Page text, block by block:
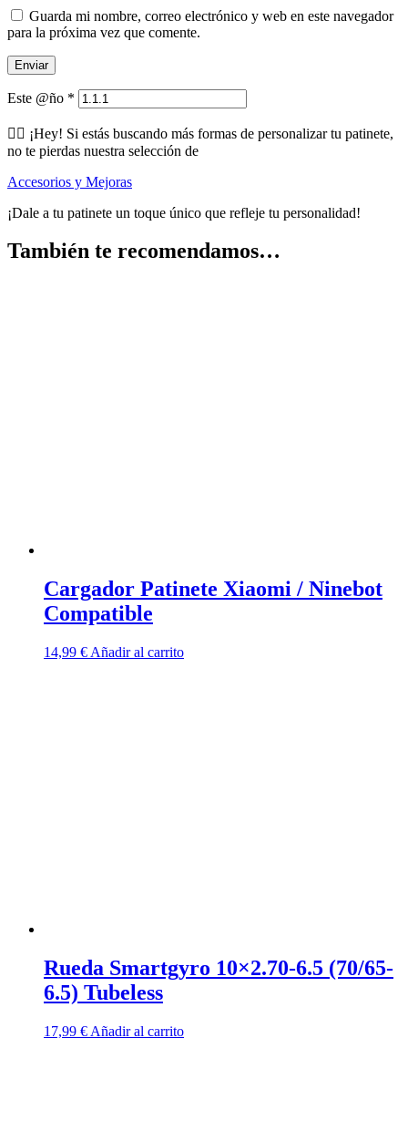
Guarda mi nombre, correo electrónico y web en este navegador
para la próxima vez que comente.
Este @ño *
🕵️‍♂️ ¡Hey! Si estás buscando más formas de personalizar tu patinete,
no te pierdas nuestra selección de
Accesorios y Mejoras
¡Dale a tu patinete un toque único que refleje tu personalidad!
También te recomendamos…
Cargador Patinete Xiaomi / Ninebot
Compatible
14,99 € Añadir al carrito
Rueda Smartgyro 10×2.70-6.5 (70/65-
6.5) Tubeless
17,99 € Añadir al carrito